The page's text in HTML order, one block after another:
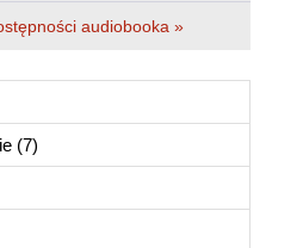
audiobooka »
(7)